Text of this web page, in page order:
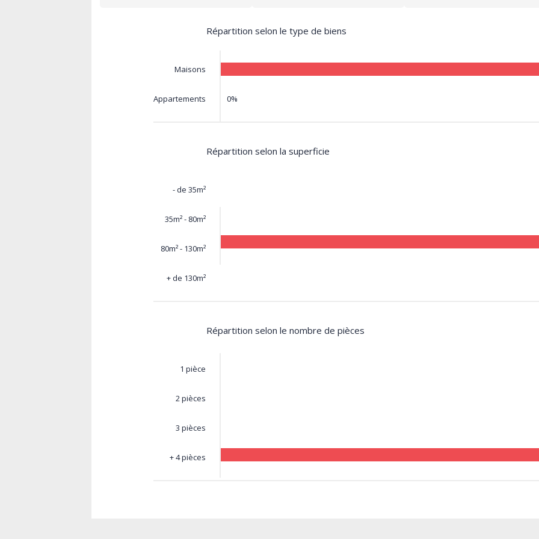
Répartition selon le type de biens
Maisons
Appartements 0%
Répartition selon la superficie
- de 35m²
35m² - 80m²
80m² - 130m²
+ de 130m²
Répartition selon le nombre de pièces
1 pièce
2 pièces
3 pièces
+ 4 pièces